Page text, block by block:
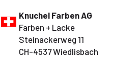
Knuchel Farben AG
Farben + Lacke
Steinackerweg 11
CH-4537 Wiedlisbach